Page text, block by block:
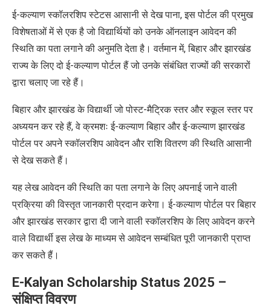
ई-कल्याण स्कॉलरशिप स्टेटस आसानी से देख पाना, इस पोर्टल की प्रमुख
विशेषताओं में से एक है जो विद्यार्थियों को उनके ऑनलाइन आवेदन की
स्थिति का पता लगाने की अनुमति देता है। वर्तमान में, बिहार और झारखंड
राज्य के लिए दो ई-कल्याण पोर्टल हैं जो उनके संबंधित राज्यों की सरकारों
द्वारा चलाए जा रहे हैं।
बिहार और झारखंड के विद्यार्थी जो पोस्ट-मैट्रिक स्तर और स्कूल स्तर पर
अध्ययन कर रहे हैं, वे क्रमशः ई-कल्याण बिहार और ई-कल्याण झारखंड
पोर्टल पर अपने स्कॉलरशिप आवेदन और राशि वितरण की स्थिति आसानी
से देख सकते हैं।
यह लेख आवेदन की स्थिति का पता लगाने के लिए अपनाई जाने वाली
प्रक्रिया की विस्तृत जानकारी प्रदान करेगा। ई-कल्याण पोर्टल पर बिहार
और झारखंड सरकार द्वारा दी जाने वाली स्कॉलरशिप के लिए आवेदन करने
वाले विद्यार्थी इस लेख के माध्यम से आवेदन सम्बंधित पूरी जानकारी प्राप्त
कर सकते हैं।
E-Kalyan Scholarship Status 2025 –
संक्षिप्त विवरण